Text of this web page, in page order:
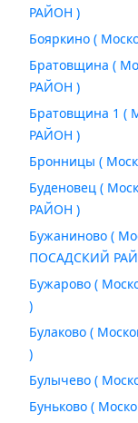
РАЙОН )
Бояркино (
Братовщина (
РАЙОН )
Братовщина 1 (
РАЙОН )
Бронницы (
Буденовец (
РАЙОН )
Бужаниново (
ПОСАДСКИЙ
Бужарово (
)
Булаково (
)
Булычево (
Буньково (